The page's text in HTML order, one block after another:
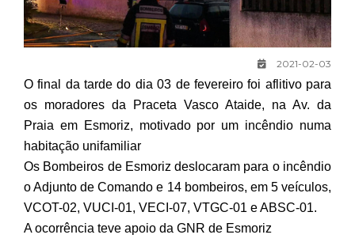
2021-02-03
O final da tarde do dia 03 de fevereiro foi aflitivo para
os moradores da Praceta Vasco Ataide, na Av. da
Praia em Esmoriz, motivado por um incêndio numa
habitação unifamiliar
Os Bombeiros de Esmoriz deslocaram para o incêndio
o Adjunto de Comando e 14 bombeiros, em 5 veículos,
VCOT-02, VUCI-01, VECI-07, VTGC-01 e ABSC-01.
A ocorrência teve apoio da GNR de Esmoriz